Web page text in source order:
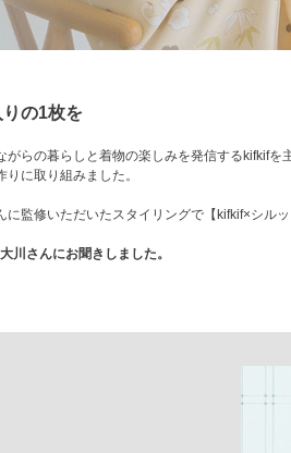
の1枚を
がらの暮らしと着物の楽しみを発信するkifkif
に取り組みました。
監修いただいたスタイリングで【kifkif×シル
川さんにお聞きしました。